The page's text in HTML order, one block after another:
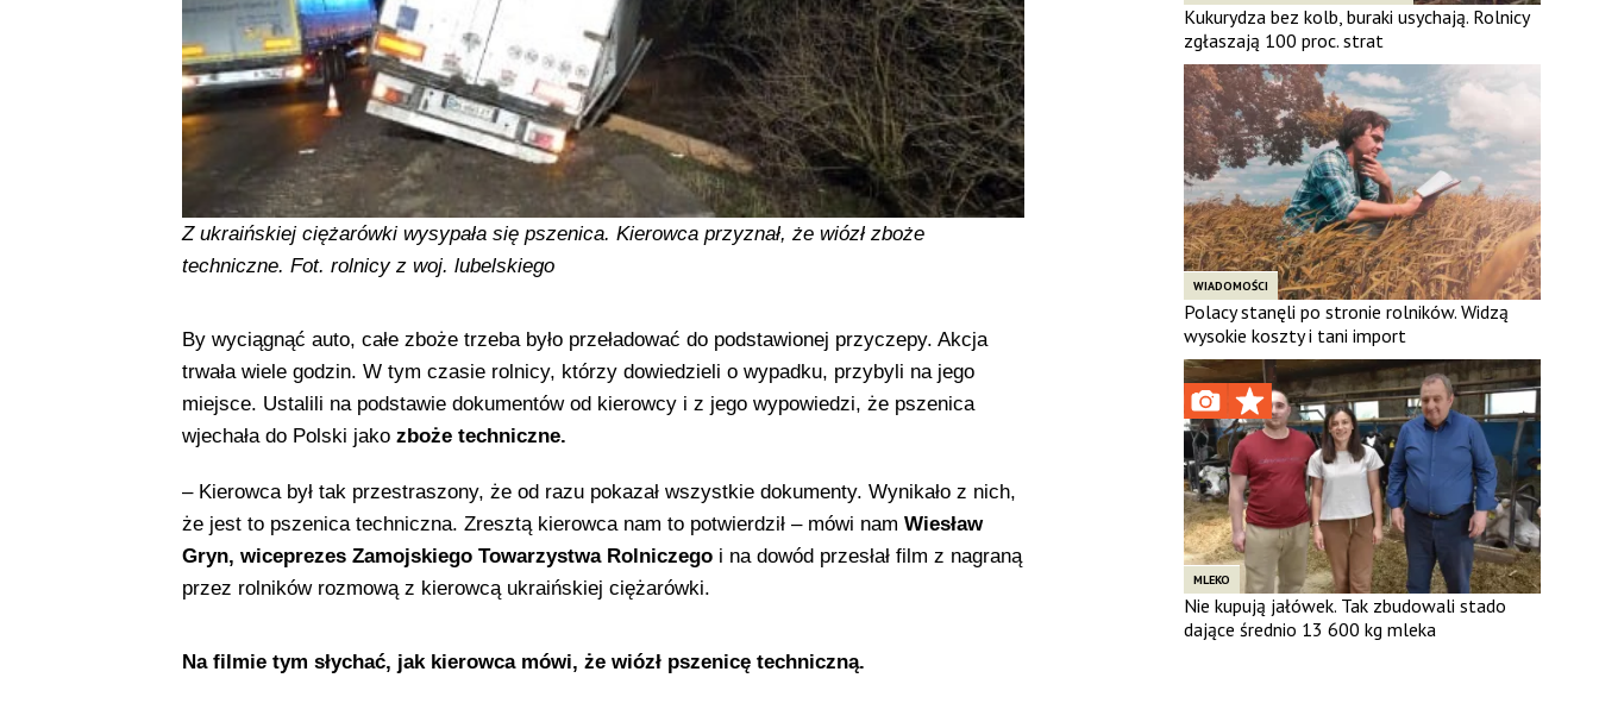
Z ukraińskiej ciężarówki wysypała się pszenica. Kierowca przyznał, że wiózł zboże
techniczne. Fot. rolnicy z woj. lubelskiego
By wyciągnąć auto, całe zboże trzeba było przeładować do podstawionej przyczepy. Akcja
trwała wiele godzin. W tym czasie rolnicy, którzy dowiedzieli o wypadku, przybyli na jego
miejsce. Ustalili na podstawie dokumentów od kierowcy i z jego wypowiedzi, że pszenica
wjechała do Polski jakozboże techniczne.
– Kierowca był tak przestraszony, że od razu pokazał wszystkie dokumenty. Wynikało z nich,
że jest to pszenica techniczna. Zresztą kierowca nam to potwierdził – mówi nam Wiesław
Gryn, wiceprezes Zamojskiego Towarzystwa Rolniczegoi na dowód przesłał film z nagraną
przez rolników rozmową z kierowcą ukraińskiej ciężarówki.
Na filmie tym słychać, jak kierowca mówi, że wiózł pszenicę techniczną.
Kukurydza bez kolb, buraki usychają. Rolnicy
zgłaszają 100 proc. strat
WIADOMOŚCI
Polacy stanęli po stronie rolników. Widzą
wysokie koszty i tani import
MLEKO
Nie kupują jałówek. Tak zbudowali stado
dające średnio 13 600 kg mleka